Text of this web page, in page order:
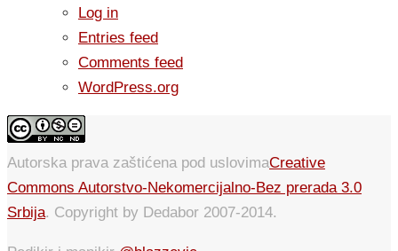
Log in
Entries feed
Comments feed
WordPress.org
Autorska prava zaštićena pod uslovimaCreative
Commons Autorstvo-Nekomercijalno-Bez prerada 3.0
Srbija. Copyright by Dedabor 2007-2014.